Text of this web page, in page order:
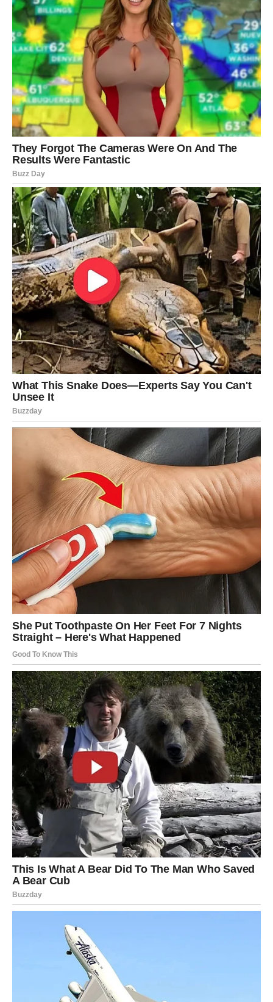
Devica
Device danas shvataju da ljubav ne može stalno da čeka
pravi trenutak. Ako nekoga volite, vreme je da to
pokažete.
Partner očekuje više pažnje i topline. Sitnice koje danas
uradite imaće mnogo veći značaj nego što mislite.
Slobodne Device bi mogle sasvim slučajno upoznati
osobu koja deli iste životne vrednosti. Upravo iz tog
prijateljskog razgovora može nastati velika ljubav.
Veče donosi osećaj mira i sigurnosti kakav dugo niste
imali.
Vaga
Vage danas dobijaju potvrdu da je intuicija bila potpuno
tačna. Ono što ste osećali u vezi jedne osobe sada
postaje očigledno.
Ako ste zauzeti, partner će otvoreno govoriti o
budućnosti. Mogući su planovi o zajedničkom životu ili
važnoj promeni.
Slobodne Vage dobijaju neočekivanu poruku koja vraća
osmeh na lice. Neko će konačno skupiti hrabrost da
napravi prvi korak.
Nemojte dozvoliti da vas prošlost spreči da prihvatite
novu sreću.
Škorpija
Za Škorpije je ovo jedan od najvažnijih ljubavnih dana u
poslednje vreme. Emocije koje su dugo bile skrivene više
neće moći da ostanu tajna.
Partner će želeti iskren razgovor. Ako postoje problemi,
sada je pravi trenutak da ih rešite.
Slobodne Škorpije ulaze u period velikih promena. Nova
osoba donosi potpuno drugačiju energiju i pokazuje vam
kako izgleda odnos bez igrica.
Neko će danas zauvek izaći iz vašeg života kako bi
napravio mesto onome ko vas zaista zaslužuje.
Strelčevi konačno prestaju da beže od sopstvenih